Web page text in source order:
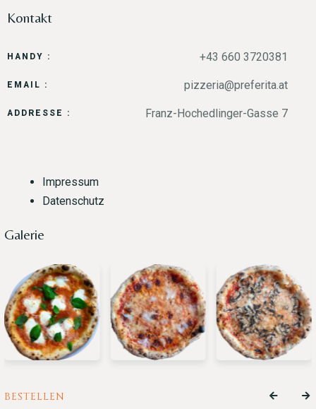
Kontakt
HANDY : +43 660 3720381
EMAIL : pizzeria@preferita.at
ADDRESSE : Franz-Hochedlinger-Gasse 7
Impressum
Datenschutz
Galerie
BESTELLEN